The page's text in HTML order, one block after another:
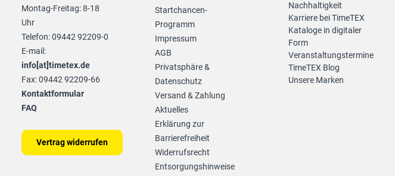
Nachhaltigkeit
Karriere bei TimeTEX
Kataloge in digitaler
Form
Veranstaltungstermine
TimeTEX Blog
Unsere Marken
Montag-Freitag: 8-18
Uhr
Telefon: 09442 92209-0
E-mail:
info[at]timetex.de
Fax: 09442 92209-66
Kontaktformular
FAQ
Vertrag widerrufen
Startchancen-
Programm
Impressum
AGB
Privatsphäre &
Datenschutz
Versand & Zahlung
Aktuelles
Erklärung zur
Barrierefreiheit
Widerrufsrecht
Entsorgungshinweise